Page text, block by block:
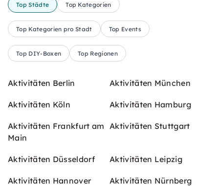
Top Städte Top Kategorien
Top Kategorien pro Stadt Top Events
Top DIY-Boxen Top Regionen
Aktivitäten Berlin Aktivitäten München
Aktivitäten Köln Aktivitäten Hamburg
Aktivitäten Frankfurt am
Main
Aktivitäten Stuttgart
Aktivitäten Düsseldorf Aktivitäten Leipzig
Aktivitäten Hannover Aktivitäten Nürnberg